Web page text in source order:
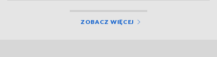
ZOBACZ WIĘCEJ